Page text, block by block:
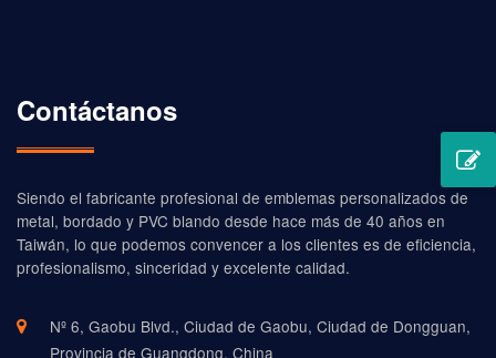
Contáctanos
Siendo el fabricante profesional de emblemas personalizados de
metal, bordado y PVC blando desde hace más de 40 años en
Taiwán, lo que podemos convencer a los clientes es de eficiencia,
profesionalismo, sinceridad y excelente calidad.
Nº 6, Gaobu Blvd., Ciudad de Gaobu, Ciudad de Dongguan,
Provincia de Guangdong, China